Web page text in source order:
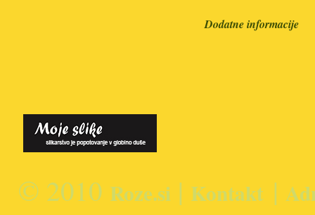
Dodatne informacije
© 2010 Roze.si | Kontakt |